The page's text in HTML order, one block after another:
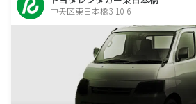
中央区東日本橋3-10-6